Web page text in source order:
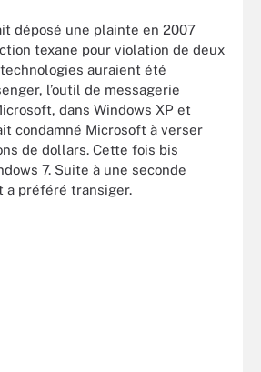
déposé une plainte en 2007
texane pour violation de deux
auraient été
l’outil de messagerie
dans Windows XP et
condamné Microsoft à verser
de dollars. Cette fois bis
7. Suite à une seconde
a préféré transiger.